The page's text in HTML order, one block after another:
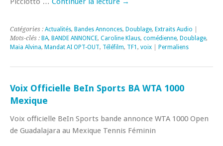
Catégories : Actualités, Bandes Annonces, Doublage, Extraits Audio
Mots-clés : BA, BANDE ANNONCE, Caroline Klaus, comédienne, Doublage,
Maia Alvina, Mandat AI OPT-OUT, Téléfilm, TF1 , voix Permaliens
Voix Officielle BeIn Sports BA WTA 1000
Mexique
Voix officielle BeIn Sports bande annonce WTA 1000 Open
de Guadalajara au Mexique Tennis Féminin